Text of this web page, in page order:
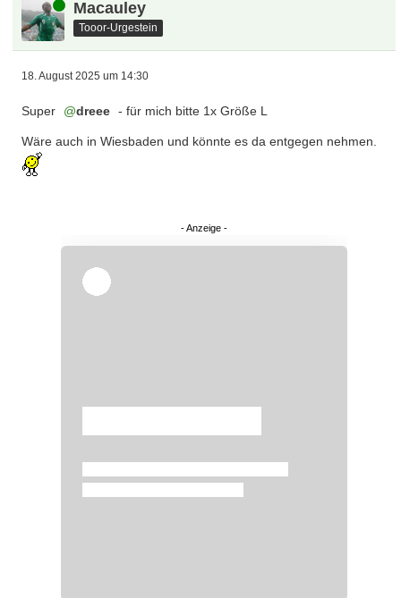
Online Macauley
Tooor-Urgestein
18. August 2025 um 14:30
Super dreee - für mich bitte 1x Größe L
Wäre auch in Wiesbaden und könnte es da entgegen nehmen.